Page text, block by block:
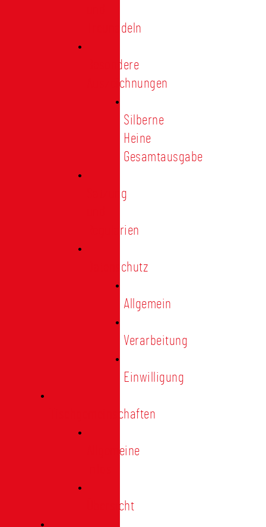
Treunadeln
Besondere
Auszeichnungen
Silberne
Heine
Gesamtausgabe
Satzung
Regularien
Datenschutz
Allgemein
Verarbeitung
Einwilligung
Tischgemeinschaften
Allgemeine
Übersicht